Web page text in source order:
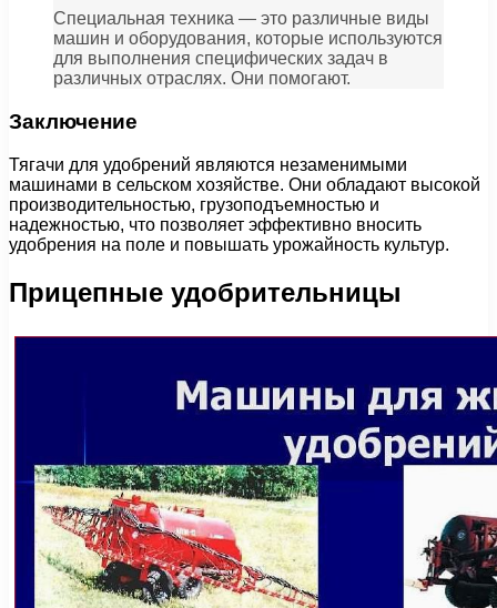
Специальная техника — это различные виды
машин и оборудования, которые используются
для выполнения специфических задач в
различных отраслях. Они помогают.
Заключение
Тягачи для удобрений являются незаменимыми
машинами в сельском хозяйстве. Они обладают высокой
производительностью, грузоподъемностью и
надежностью, что позволяет эффективно вносить
удобрения на поле и повышать урожайность культур.
Прицепные удобрительницы